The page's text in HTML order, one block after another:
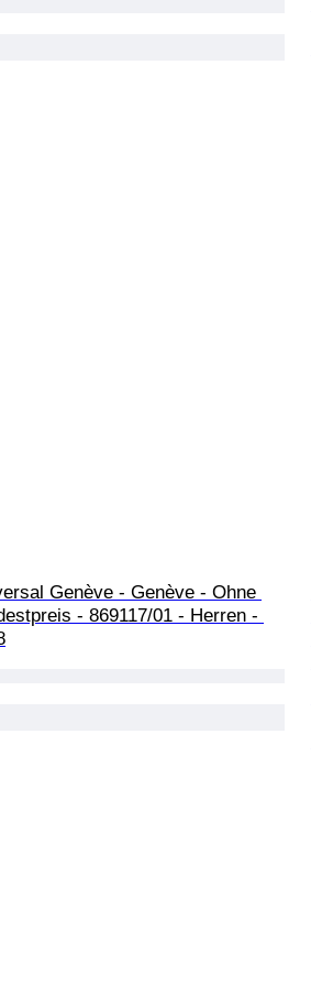
Genève - Genève - Ohne
- 869117/01 - Herren -